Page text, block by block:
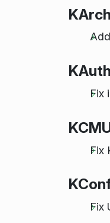
KAuth
Fix
Fix
Fix